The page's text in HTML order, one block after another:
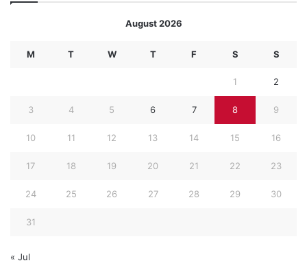
August 2026
M T W T F S S
1 2
3 4 5 6 7 8 9
10 11 12 13 14 15 16
17 18 19 20 21 22 23
24 25 26 27 28 29 30
31
« Jul